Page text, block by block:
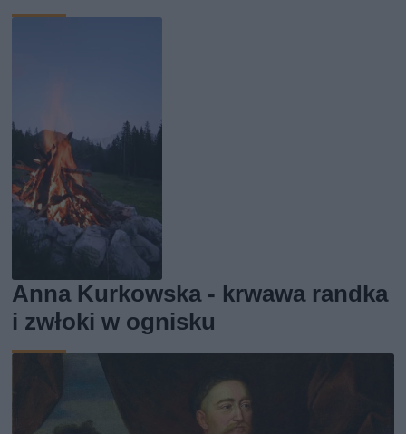
Anna Kurkowska - krwawa randka
i zwłoki w ognisku